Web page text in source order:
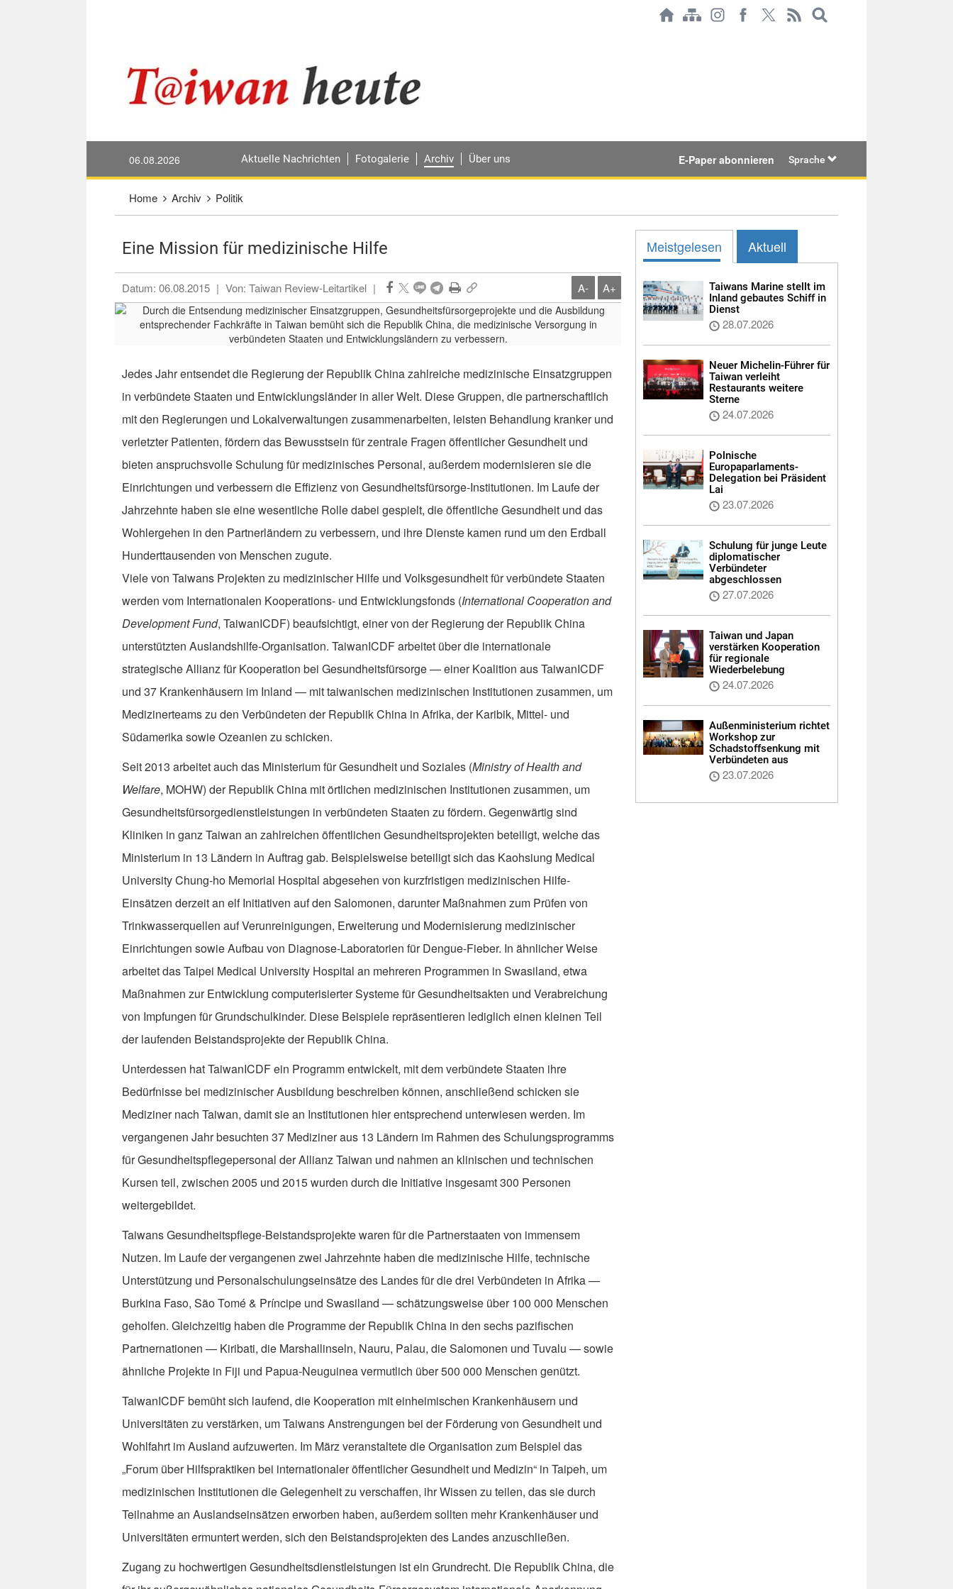
06.08.2026 Aktuelle Nachrichten Fotogalerie Archiv Über uns E-Paper abonnieren Sprache
Home Archiv Politik
Eine Mission für medizinische Hilfe
Datum: 06.08.2015 | Von: Taiwan Review-Leitartikel | A- A+
Jedes Jahr entsendet die Regierung der Republik China zahlreiche medizinische Einsatzgruppen
in verbündete Staaten und Entwicklungsländer in aller Welt. Diese Gruppen, die partnerschaftlich
mit den Regierungen und Lokalverwaltungen zusammenarbeiten, leisten Behandlung kranker und
verletzter Patienten, fördern das Bewusstsein für zentrale Fragen öffentlicher Gesundheit und
bieten anspruchsvolle Schulung für medizinisches Personal, außerdem modernisieren sie die
Einrichtungen und verbessern die Effizienz von Gesundheitsfürsorge-Institutionen. Im Laufe der
Jahrzehnte haben sie eine wesentliche Rolle dabei gespielt, die öffentliche Gesundheit und das
Wohlergehen in den Partnerländern zu verbessern, und ihre Dienste kamen rund um den Erdball
Hunderttausenden von Menschen zugute.
Viele von Taiwans Projekten zu medizinischer Hilfe und Volksgesundheit für verbündete Staaten
werden vom Internationalen Kooperations- und Entwicklungsfonds (International Cooperation and
Development Fund, TaiwanICDF) beaufsichtigt, einer von der Regierung der Republik China
unterstützten Auslandshilfe-Organisation. TaiwanICDF arbeitet über die internationale
strategische Allianz für Kooperation bei Gesundheitsfürsorge — einer Koalition aus TaiwanICDF
und 37 Krankenhäusern im Inland — mit taiwanischen medizinischen Institutionen zusammen, um
Medizinerteams zu den Verbündeten der Republik China in Afrika, der Karibik, Mittel- und
Südamerika sowie Ozeanien zu schicken.
Seit 2013 arbeitet auch das Ministerium für Gesundheit und Soziales (Ministry of Health and
Welfare, MOHW) der Republik China mit örtlichen medizinischen Institutionen zusammen, um
Gesundheitsfürsorgedienstleistungen in verbündeten Staaten zu fördern. Gegenwärtig sind
Kliniken in ganz Taiwan an zahlreichen öffentlichen Gesundheitsprojekten beteiligt, welche das
Ministerium in 13 Ländern in Auftrag gab. Beispielsweise beteiligt sich das Kaohsiung Medical
University Chung-ho Memorial Hospital abgesehen von kurzfristigen medizinischen Hilfe-
Einsätzen derzeit an elf Initiativen auf den Salomonen, darunter Maßnahmen zum Prüfen von
Trinkwasserquellen auf Verunreinigungen, Erweiterung und Modernisierung medizinischer
Einrichtungen sowie Aufbau von Diagnose-Laboratorien für Dengue-Fieber. In ähnlicher Weise
arbeitet das Taipei Medical University Hospital an mehreren Programmen in Swasiland, etwa
Maßnahmen zur Entwicklung computerisierter Systeme für Gesundheitsakten und Verabreichung
von Impfungen für Grundschulkinder. Diese Beispiele repräsentieren lediglich einen kleinen Teil
der laufenden Beistandsprojekte der Republik China.
Unterdessen hat TaiwanICDF ein Programm entwickelt, mit dem verbündete Staaten ihre
Bedürfnisse bei medizinischer Ausbildung beschreiben können, anschließend schicken sie
Mediziner nach Taiwan, damit sie an Institutionen hier entsprechend unterwiesen werden. Im
vergangenen Jahr besuchten 37 Mediziner aus 13 Ländern im Rahmen des Schulungsprogramms
für Gesundheitspflegepersonal der Allianz Taiwan und nahmen an klinischen und technischen
Kursen teil, zwischen 2005 und 2015 wurden durch die Initiative insgesamt 300 Personen
weitergebildet.
Taiwans Gesundheitspflege-Beistandsprojekte waren für die Partnerstaaten von immensem
Nutzen. Im Laufe der vergangenen zwei Jahrzehnte haben die medizinische Hilfe, technische
Unterstützung und Personalschulungseinsätze des Landes für die drei Verbündeten in Afrika —
Burkina Faso, São Tomé & Príncipe und Swasiland — schätzungsweise über 100 000 Menschen
geholfen. Gleichzeitig haben die Programme der Republik China in den sechs pazifischen
Partnernationen — Kiribati, die Marshallinseln, Nauru, Palau, die Salomonen und Tuvalu — sowie
ähnliche Projekte in Fiji und Papua-Neuguinea vermutlich über 500 000 Menschen genützt.
TaiwanICDF bemüht sich laufend, die Kooperation mit einheimischen Krankenhäusern und
Universitäten zu verstärken, um Taiwans Anstrengungen bei der Förderung von Gesundheit und
Wohlfahrt im Ausland aufzuwerten. Im März veranstaltete die Organisation zum Beispiel das
„Forum über Hilfspraktiken bei internationaler öffentlicher Gesundheit und Medizin“ in Taipeh, um
medizinischen Institutionen die Gelegenheit zu verschaffen, ihr Wissen zu teilen, das sie durch
Teilnahme an Auslandseinsätzen erworben haben, außerdem sollten mehr Krankenhäuser und
Universitäten ermuntert werden, sich den Beistandsprojekten des Landes anzuschließen.
Zugang zu hochwertigen Gesundheitsdienstleistungen ist ein Grundrecht. Die Republik China, die
Meistgelesen Aktuell
Taiwans Marine stellt im
Inland gebautes Schiff in
Dienst
28.07.2026
Neuer Michelin-Führer für
Taiwan verleiht
Restaurants weitere
Sterne
24.07.2026
Polnische
Europaparlaments-
Delegation bei Präsident
Lai
23.07.2026
Schulung für junge Leute
diplomatischer
Verbündeter
abgeschlossen
27.07.2026
Taiwan und Japan
verstärken Kooperation
für regionale
Wiederbelebung
24.07.2026
Außenministerium richtet
Workshop zur
Schadstoffsenkung mit
Verbündeten aus
23.07.2026